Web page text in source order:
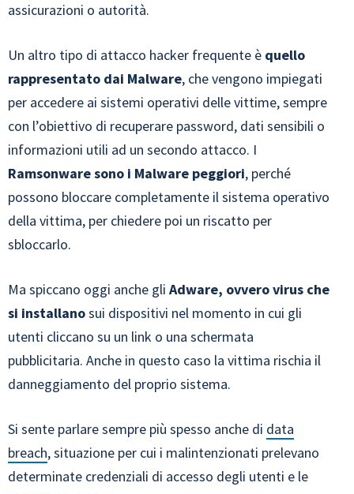
assicurazioni o autorità.
Un altro tipo di attacco hacker frequente è quello
rappresentato dai Malware, che vengono impiegati
per accedere ai sistemi operativi delle vittime, sempre
con l’obiettivo di recuperare password, dati sensibili o
informazioni utili ad un secondo attacco. I
Ramsonware sono i Malware peggiori, perché
possono bloccare completamente il sistema operativo
della vittima, per chiedere poi un riscatto per
sbloccarlo.
Ma spiccano oggi anche gli Adware, ovvero virus che
si installanosui dispositivi nel momento in cui gli
utenti cliccano su un link o una schermata
pubblicitaria. Anche in questo caso la vittima rischia il
danneggiamento del proprio sistema.
Si sente parlare sempre più spesso anche di data
breach, situazione per cui i malintenzionati prelevano
determinate credenziali di accesso degli utenti e le